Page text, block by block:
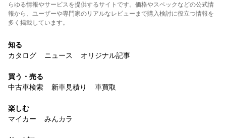
らゆる情報やサービスを提供するサイトです。価格やスペックなどの公式情
報から、ユーザーや専門家のリアルなレビューまで購入検討に役立つ情報を
多く掲載しています。
知る
カタログ
ニュース オリジナル記事
買う・売る
中古車検索
新車見積り 車買取
楽しむ
マイカー
みんカラ